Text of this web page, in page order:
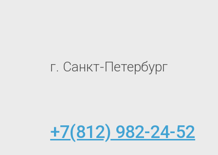
г. Санкт-Петербург
+7(812) 982-24-52